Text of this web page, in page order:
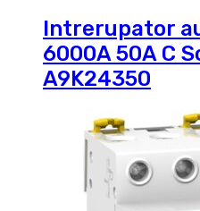
Intrerupator
6000A 50A C
A9K24350